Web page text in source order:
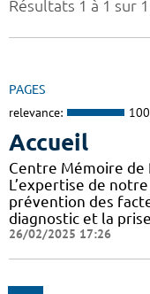
Résultats 1 à 1 sur
PAGES
relevance:
Accueil
Centre Mémoire de
L’expertise de
prévention des
diagnostic et la
26/02/2025 17:26